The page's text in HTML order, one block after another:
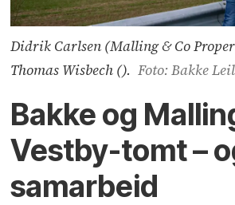
Didrik Carlsen (Malling & Co
Thomas Wisbech (). Foto: Bakke
Bakke og
Vestby-tomt –
samarbeid